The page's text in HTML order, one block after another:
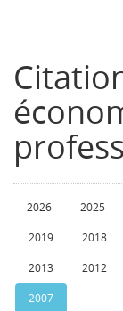
2026 2025
2019 2018
2013 2012
2007